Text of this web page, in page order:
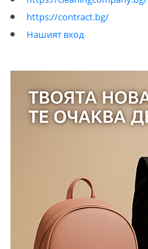
https://contract.bg/
Нашият вход